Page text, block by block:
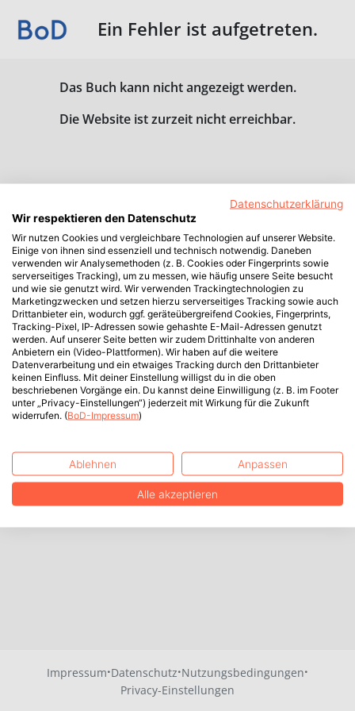
Ein Fehler ist aufgetreten.
Das Buch kann nicht angezeigt werden.
Die Website ist zurzeit nicht erreichbar.
Impressum·Datenschutz·Nutzungsbedingungen·
Privacy-Einstellungen
Datenschutzerklärung
Wir respektieren den Datenschutz
Wir nutzen Cookies und vergleichbare Technologien auf unserer Website.
Einige von ihnen sind essenziell und technisch notwendig. Daneben
verwenden wir Analysemethoden (z. B. Cookies oder Fingerprints sowie
serverseitiges Tracking), um zu messen, wie häufig unsere Seite besucht
und wie sie genutzt wird. Wir verwenden Trackingtechnologien zu
Marketingzwecken und setzen hierzu serverseitiges Tracking sowie auch
Drittanbieter ein, wodurch ggf. geräteübergreifend Cookies, Fingerprints,
Tracking-Pixel, IP-Adressen sowie gehashte E-Mail-Adressen genutzt
werden. Auf unserer Seite betten wir zudem Drittinhalte von anderen
Anbietern ein (Video-Plattformen). Wir haben auf die weitere
Datenverarbeitung und ein etwaiges Tracking durch den Drittanbieter
keinen Einfluss. Mit deiner Einstellung willigst du in die oben
beschriebenen Vorgänge ein. Du kannst deine Einwilligung (z. B. im Footer
unter „Privacy-Einstellungen“) jederzeit mit Wirkung für die Zukunft
widerrufen. (BoD-Impressum)
Ablehnen Anpassen
Alle akzeptieren